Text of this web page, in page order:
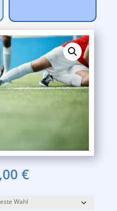
€
Versandkosten
weiter oben auf dieser Seite.)